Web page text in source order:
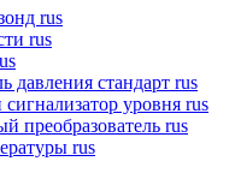
rus
rus
давления стандарт rus
уровня rus
преобразователь rus
rus